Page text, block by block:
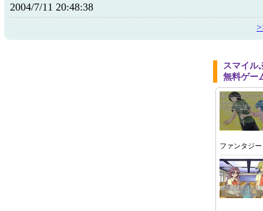
2004/7/11 20:48:38
スマイル
無料ゲー
ファンタジー